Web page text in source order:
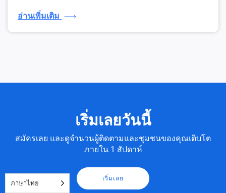
อ่านเพิ่มเติม
เริ่มเลยวันนี้
สมัครเลย และดูจำนวนผู้ติดตามและชุมชนของคุณเติบโต
ภายใน 1 สัปดาห์
เริ่มเลย
ภาษาไทย